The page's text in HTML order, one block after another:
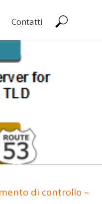
Contatti
di controllo –